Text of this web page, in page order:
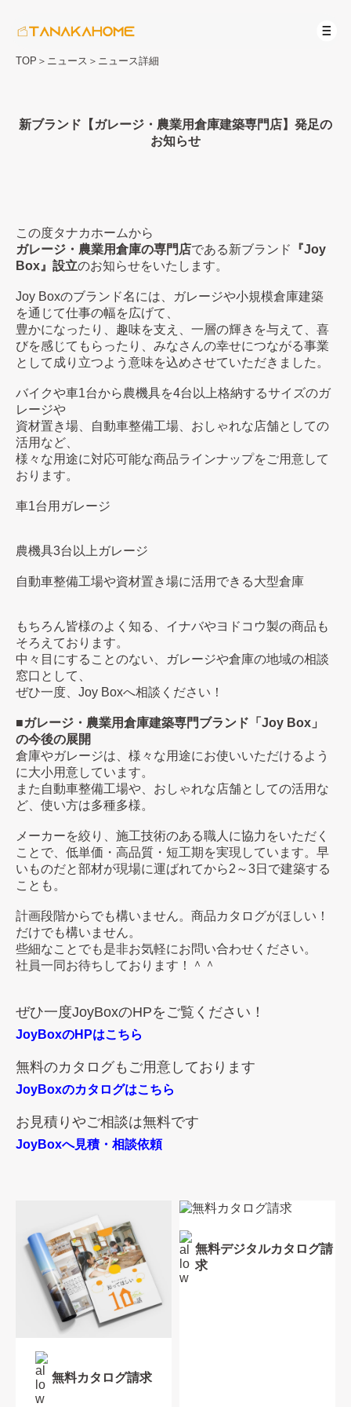
TOP ＞ ニュース ＞ ニュース詳細
無料カタログ請求
無料デジタルカタログ請
求
新ブランド【ガレージ・農業用倉庫建築専門店】発足の
お知らせ
この度タナカホームから
ガレージ・農業用倉庫の専門店である新ブランド
『Joy
Box』設立のお知らせをいたします。
Joy Boxのブランド名には、ガレージや小規模倉庫建築
を通じて仕事の幅を広げて、
豊かになったり、趣味を支え、一層の輝きを与えて、喜
びを感じてもらったり、みなさんの幸せにつながる事業
として成り立つよう意味を込めさせていただきました。
バイクや車1台から農機具を4台以上格納するサイズのガ
レージや
資材置き場、自動車整備工場、おしゃれな店舗としての
活用など、
様々な用途に対応可能な商品ラインナップをご用意して
おります。
車1台用ガレージ
農機具3台以上ガレージ
自動車整備工場や資材置き場に活用できる大型倉庫
もちろん皆様のよく知る、イナバやヨドコウ製の商品も
そろえております。
中々目にすることのない、ガレージや倉庫の地域の相談
窓口として、
ぜひ一度、Joy Boxへ相談ください！
■ガレージ・農業用倉庫建築専門ブランド「Joy Box」
の今後の展開
倉庫やガレージは、様々な用途にお使いいただけるよう
に大小用意しています。
また自動車整備工場や、おしゃれな店舗としての活用な
ど、使い方は多種多様。
メーカーを絞り、施工技術のある職人に協力をいただく
ことで、低単価・高品質・短工期を実現しています。早
いものだと部材が現場に運ばれてから2～3日で建築する
ことも。
計画段階からでも構いません。商品カタログがほしい！
だけでも構いません。
些細なことでも是非お気軽にお問い合わせください。
社員一同お待ちしております！＾＾
ぜひ一度JoyBoxのHPをご覧ください！
JoyBoxのHPはこちら
無料のカタログもご用意しております
JoyBoxのカタログはこちら
お見積りやご相談は無料です
JoyBoxへ見積・相談依頼